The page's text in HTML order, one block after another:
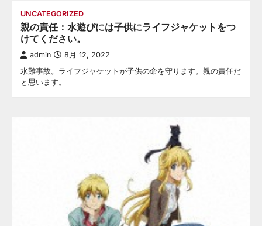
UNCATEGORIZED
親の責任：水遊びには子供にライフジャケットをつ
けてください。
admin 8月 12, 2022
水難事故。ライフジャケットが子供の命を守ります。親の責任だ
と思います。